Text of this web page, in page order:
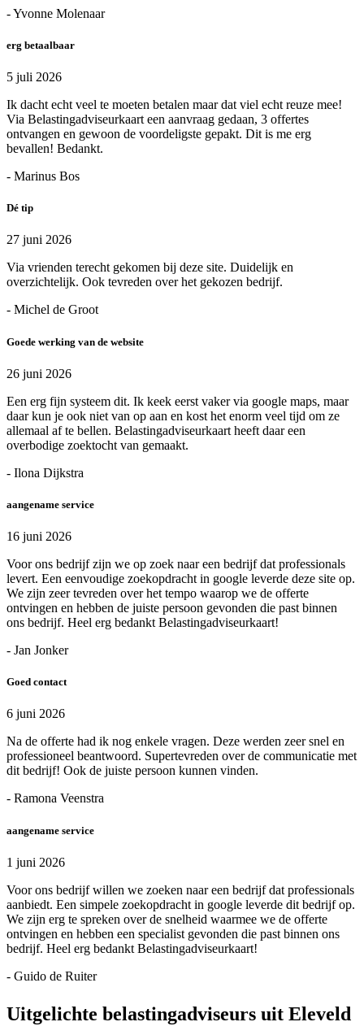
- Yvonne Molenaar
erg betaalbaar
5 juli 2026
Ik dacht echt veel te moeten betalen maar dat viel echt reuze mee!
Via Belastingadviseurkaart een aanvraag gedaan, 3 offertes
ontvangen en gewoon de voordeligste gepakt. Dit is me erg
bevallen! Bedankt.
- Marinus Bos
Dé tip
27 juni 2026
Via vrienden terecht gekomen bij deze site. Duidelijk en
overzichtelijk. Ook tevreden over het gekozen bedrijf.
- Michel de Groot
Goede werking van de website
26 juni 2026
Een erg fijn systeem dit. Ik keek eerst vaker via google maps, maar
daar kun je ook niet van op aan en kost het enorm veel tijd om ze
allemaal af te bellen. Belastingadviseurkaart heeft daar een
overbodige zoektocht van gemaakt.
- Ilona Dijkstra
aangename service
16 juni 2026
Voor ons bedrijf zijn we op zoek naar een bedrijf dat professionals
levert. Een eenvoudige zoekopdracht in google leverde deze site op.
We zijn zeer tevreden over het tempo waarop we de offerte
ontvingen en hebben de juiste persoon gevonden die past binnen
ons bedrijf. Heel erg bedankt Belastingadviseurkaart!
- Jan Jonker
Goed contact
6 juni 2026
Na de offerte had ik nog enkele vragen. Deze werden zeer snel en
professioneel beantwoord. Supertevreden over de communicatie met
dit bedrijf! Ook de juiste persoon kunnen vinden.
- Ramona Veenstra
aangename service
1 juni 2026
Voor ons bedrijf willen we zoeken naar een bedrijf dat professionals
aanbiedt. Een simpele zoekopdracht in google leverde dit bedrijf op.
We zijn erg te spreken over de snelheid waarmee we de offerte
ontvingen en hebben een specialist gevonden die past binnen ons
bedrijf. Heel erg bedankt Belastingadviseurkaart!
- Guido de Ruiter
Uitgelichte belastingadviseurs uit Eleveld